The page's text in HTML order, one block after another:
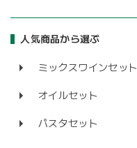
人気商品から選ぶ
ミックスワインセット
オイルセット
パスタセット